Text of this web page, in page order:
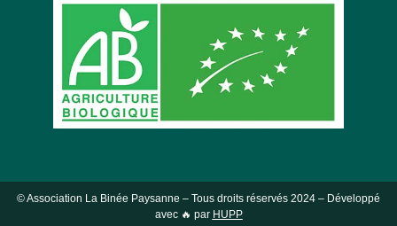
© Association La Binée Paysanne – Tous droits réservés 2024 – Développé
avec 🔥 par HUPP